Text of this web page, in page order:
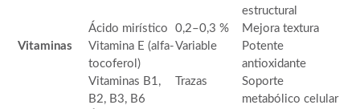
estructural
Ácido mirístico
0,2–0,3 %
Mejora textura
Vitaminas
Vitamina E (alfa-
tocoferol)
Variable
Potente
antioxidante
Vitaminas B1,
B2, B3, B6
Trazas
Soporte
metabólico celular